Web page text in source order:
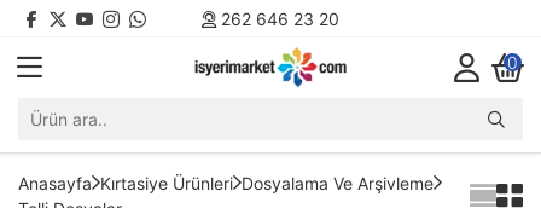
262 646 23 20
0
Anasayfa Kırtasiye Ürünleri Dosyalama Ve Arşivleme